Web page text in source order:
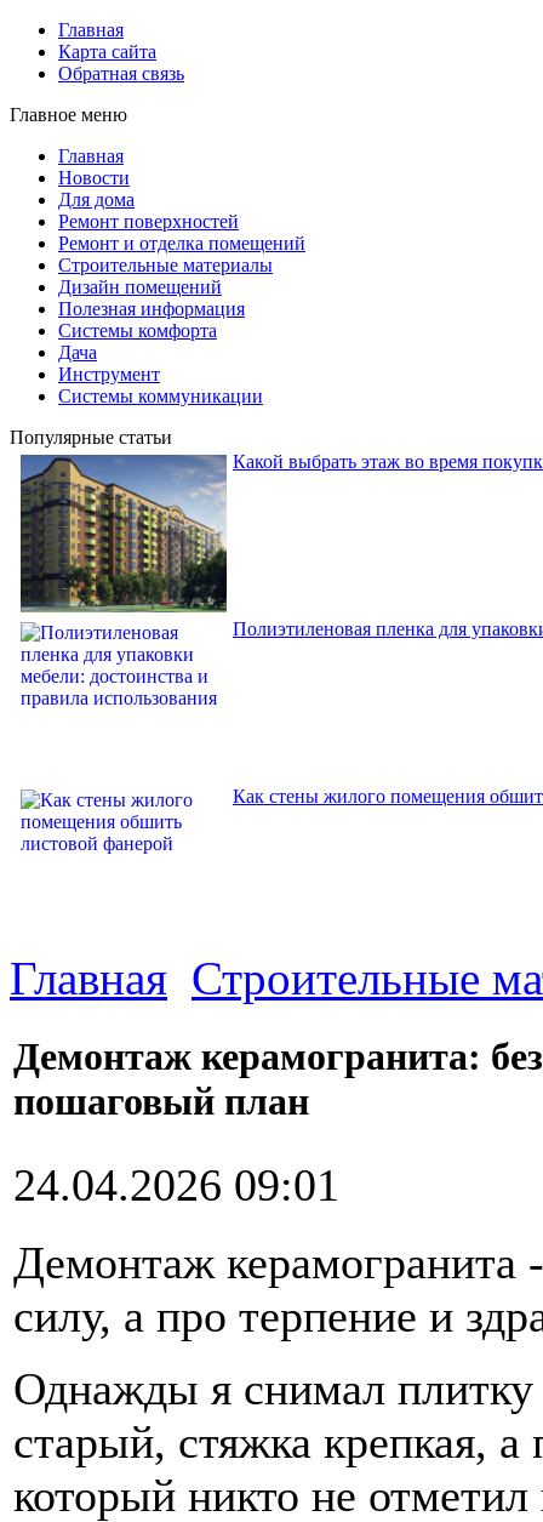
Главная
Карта сайта
Обратная связь
Главное меню
Главная
Новости
Для дома
Ремонт поверхностей
Ремонт и отделка помещений
Строительные материалы
Дизайн помещений
Полезная информация
Системы комфорта
Дача
Инструмент
Системы коммуникации
Популярные статьи
Какой выбрать этаж во время
Полиэтиленовая пленка для
Как стены жилого помещения
Главная Строительные
Демонтаж керамогранита:
пошаговый план
24.04.2026 09:01
Демонтаж керамогранита
силу, а про терпение и
Однажды я снимал
старый, стяжка крепкая,
который никто не